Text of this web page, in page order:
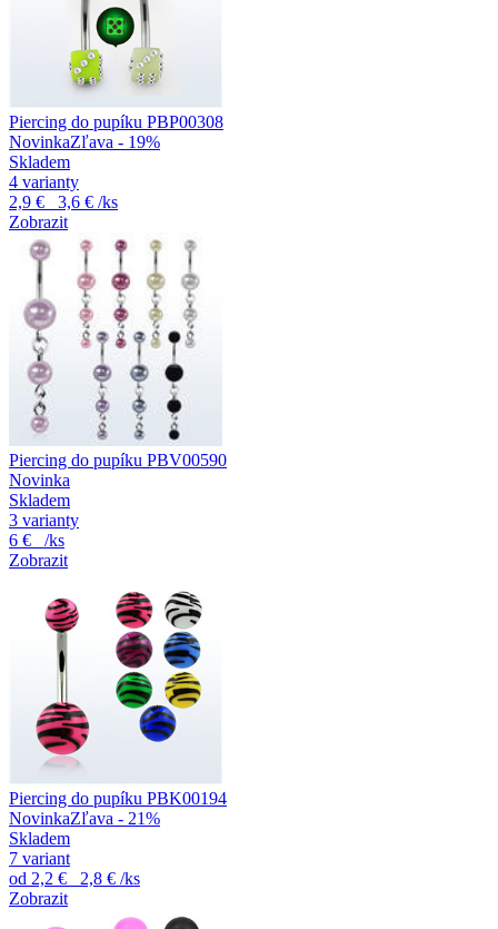
Piercing do pupíku PBP00308
NovinkaZľava - 19%
Skladem
4 varianty
2,9 €
3,6 € /ks
Zobrazit
Piercing do pupíku PBV00590
Novinka
Skladem
3 varianty
6 €
/ks
Zobrazit
Piercing do pupíku PBK00194
NovinkaZľava - 21%
Skladem
7 variant
od 2,2 € 2,8 € /ks
Zobrazit